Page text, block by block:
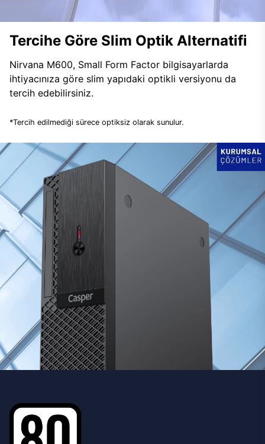
Tercihe Göre Slim Optik Alternatifi
Nirvana M600, Small Form Factor bilgisayarlarda
ihtiyacınıza göre slim yapıdaki optikli versiyonu da
tercih edebilirsiniz.
*Tercih edilmediği sürece optiksiz olarak sunulur.